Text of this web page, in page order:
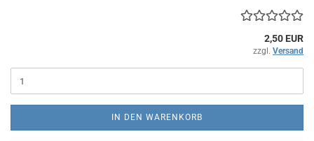
2,50 EUR
zzgl. Versand
IN DEN WARENKORB